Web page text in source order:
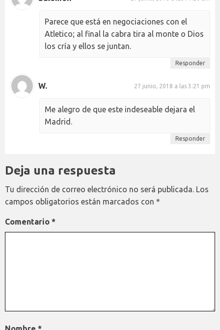
Parece que está en negociaciones con el
Atletico; al final la cabra tira al monte o Dios
los cría y ellos se juntan.
Responder
W. 27 junio, 2018 a las 3:21 pm
Me alegro de que este indeseable dejara el
Madrid.
Responder
Deja una respuesta
Tu dirección de correo electrónico no será publicada. Los
campos obligatorios están marcados con *
Comentario *